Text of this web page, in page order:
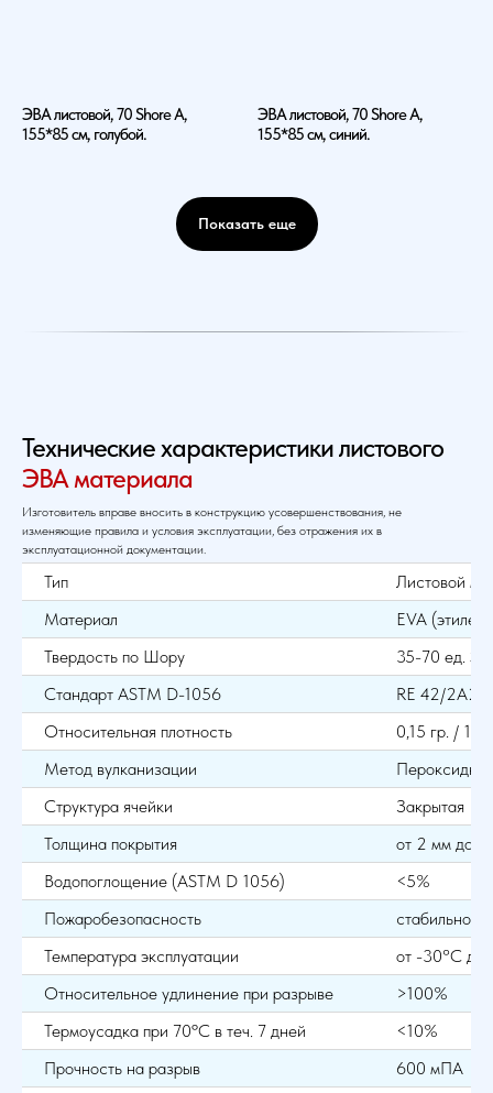
ЭВА листовой, 70 Shore A,
155*85 см, голубой.
ЭВА листовой, 70 Shore A,
155*85 см, синий.
Показать еще
Технические характеристики листового
ЭВА материала
Изготовитель вправе вносить в конструкцию усовершенствования, не
изменяющие правила и условия эксплуатации, без отражения их в
эксплуатационной документации.
Тип
Листовой
Материал
EVA
Твердость по Шору
35-70 ед.
Стандарт ASTM D-1056
RE 42/2A2
Относительная плотность
0,15 гр. / 1
Метод вулканизации
Структура ячейки
Закрытая
Толщина покрытия
от 2 мм до
Водопоглощение (ASTM D 1056)
<5%
Пожаробезопасность
стабильно
Температура эксплуатации
от -30°С до
Относительное удлинение при разрыве
>100%
Термоусадка при 70ºС в теч. 7 дней
<10%
Прочность на разрыв
600 мПА